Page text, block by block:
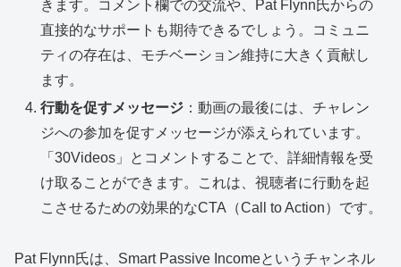
きます。コメント欄での交流や、Pat Flynn氏からの
直接的なサポートも期待できるでしょう。コミュニ
ティの存在は、モチベーション維持に大きく貢献し
ます。
行動を促すメッセージ ：動画の最後には、チャレン
ジへの参加を促すメッセージが添えられています。
「30Videos」とコメントすることで、詳細情報を受
け取ることができます。これは、視聴者に行動を起
こさせるための効果的なCTA（Call to Action）です。
Pat Flynn氏は、Smart Passive Incomeというチャンネル